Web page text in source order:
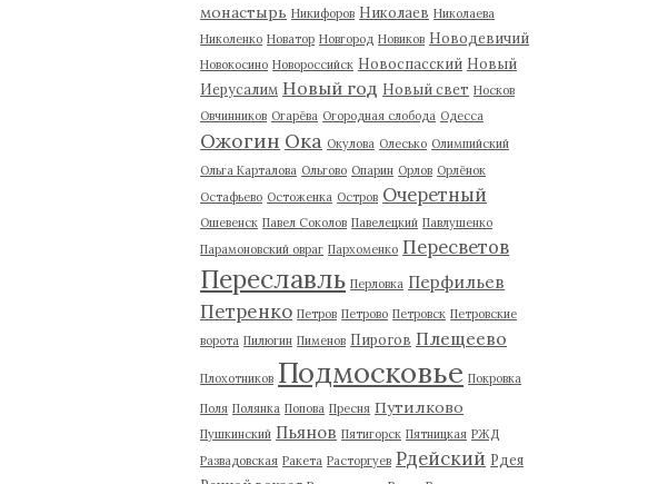
монастырь Никифоров Николаев Николаева
Николенко Новатор Новгород Новиков Новодевичий
Новокосино Новороссийск Новоспасский Новый
Иерусалим Новый год Новый свет Носков
Овчинников Огарёва Огородная слобода Одесса
Ожогин Ока Окулова Олесько Олимпийский
Ольга Карталова Ольгово Опарин Орлов Орлёнок
Остафьево Остоженка Остров Очеретный
Ошевенск Павел Соколов Павелецкий Павлушенко
Парамоновский овраг Пархоменко Пересветов
Переславль Перловка Перфильев
Петренко Петров Петрово Петровск Петровские
ворота Пилюгин Пименов Пирогов Плещеево
Плохотников Подмосковье Покровка
Поля Полянка Попова Пресня Путилково
Пушкинский Пьянов Пятигорск Пятницкая РЖД
Развадовская Ракета Расторгуев Рдейский Рдея